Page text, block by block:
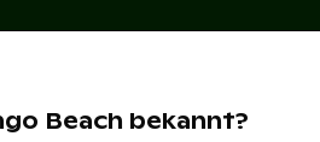
Beach bekannt?